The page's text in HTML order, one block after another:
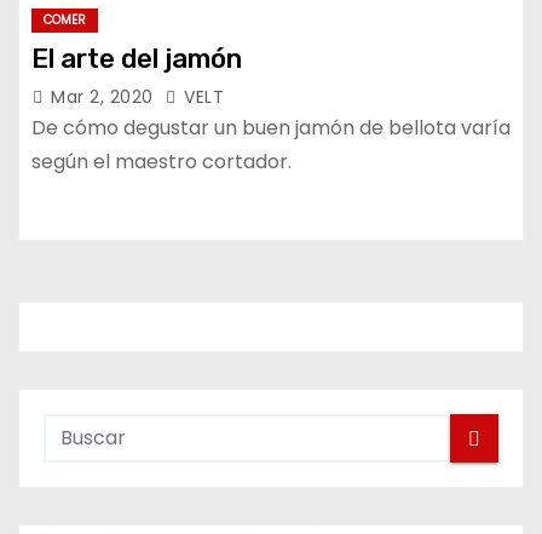
COMER
El arte del jamón
Mar 2, 2020 VELT
De cómo degustar un buen jamón de bellota varía
según el maestro cortador.